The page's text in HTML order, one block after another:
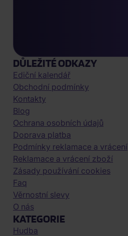
DŮLEŽITÉ ODKAZY
Ediční kalendář
Obchodní podmínky
Kontakty
Blog
Ochrana osobních údajů
Doprava platba
Podmínky reklamace a vrácení
Reklamace a vrácení zboží
Zásady používání cookies
Faq
Věrnostní slevy
O nás
KATEGORIE
Hudba